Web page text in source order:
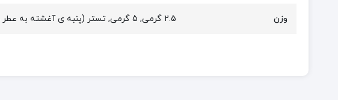
وزن 2.5 گرمی, 5 گرمی, تستر (پنبه ی آغشته به عطر در ظرف شیشه ای), یک گرمی